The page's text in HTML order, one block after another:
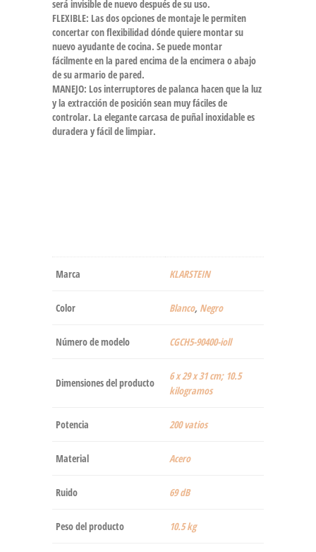
será invisible de nuevo después de su uso.
FLEXIBLE: Las dos opciones de montaje le permiten
concertar con flexibilidad dónde quiere montar su
nuevo ayudante de cocina. Se puede montar
fácilmente en la pared encima de la encimera o abajo
de su armario de pared.
MANEJO: Los interruptores de palanca hacen que la luz
y la extracción de posición sean muy fáciles de
controlar. La elegante carcasa de puñal inoxidable es
duradera y fácil de limpiar.
Marca ‎KLARSTEIN
Color ‎Blanco, Negro
Número de modelo ‎CGCH5-90400-ioll
Dimensiones del producto
‎6 x 29 x 31 cm; 10.5
kilogramos
Potencia ‎200 vatios
Material ‎Acero
Ruido ‎69 dB
Peso del producto ‎10.5 kg